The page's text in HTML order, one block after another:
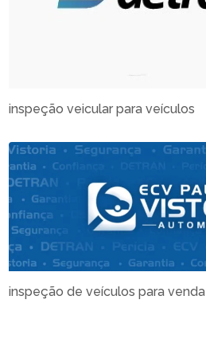
inspeção veicular para veículos
inspeção de veículos para venda